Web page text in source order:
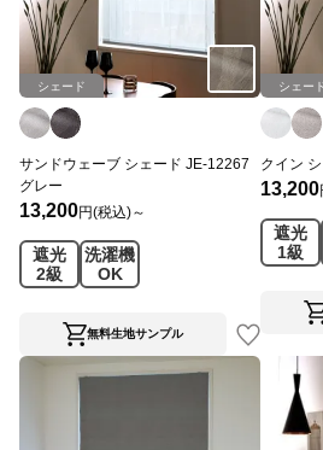
シェード
サンドウェーブ シェード JE-12267
グレー
13,200円(税込)～
遮光
2級
洗濯機
OK
無料生地サンプル
シェー
クイン
13,200
遮光
1級